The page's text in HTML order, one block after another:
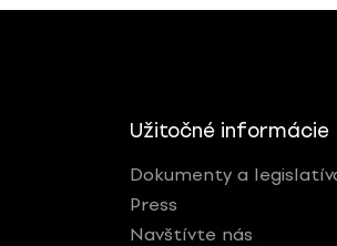
Užitočné informácie
Dokumenty a
Press
Navštívte nás